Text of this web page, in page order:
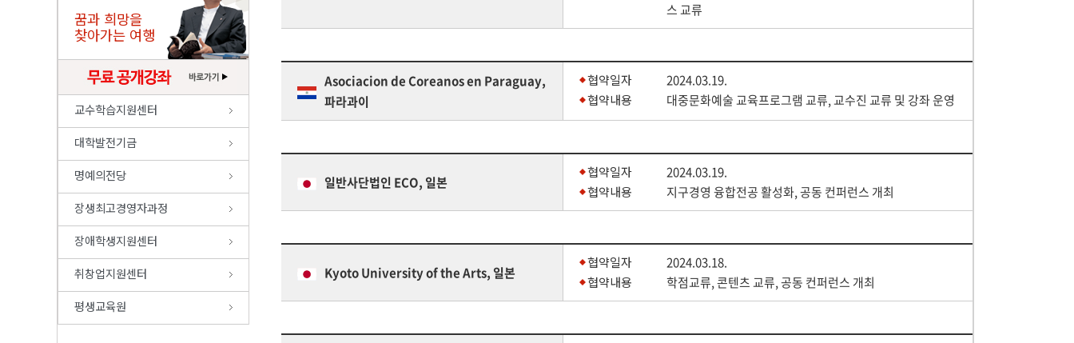
꿈과 희망을
찾아가는 여행
교수학습지원센터
대학발전기금
명예의전당
장생최고경영자과정
장애학생지원센터
취창업지원센터
평생교육원
스 교류
Asociacion de Coreanos en Paraguay,
파라과이
협약일자
협약내용
2024.03.19.
대중문화예술 교육프로그램 교류, 교수진 교류 및 강좌 운영
일반사단법인 ECO, 일본
협약일자
협약내용
2024.03.19.
지구경영 융합전공 활성화, 공동 컨퍼런스 개최
Kyoto University of the Arts, 일본
협약일자
협약내용
2024.03.18.
학점교류, 콘텐츠 교류, 공동 컨퍼런스 개최